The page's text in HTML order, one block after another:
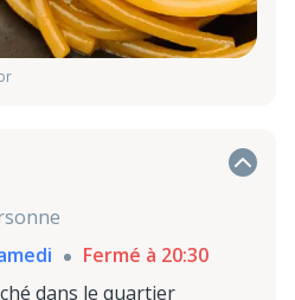
Fermé à 20:30
dans le quartier